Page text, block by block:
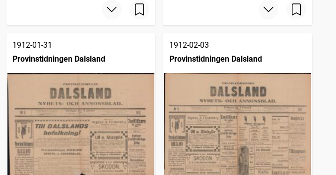
1912-01-31
Provinstidningen Dalsland
1912-02-03
Provinstidningen Dalsland